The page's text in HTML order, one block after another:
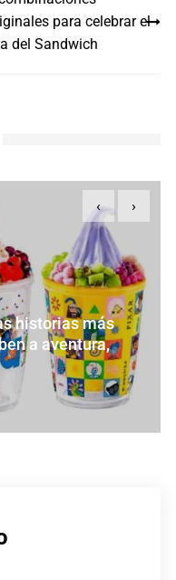
para celebrar el
del Sandwich
historias más
a aventura,
‹ ›